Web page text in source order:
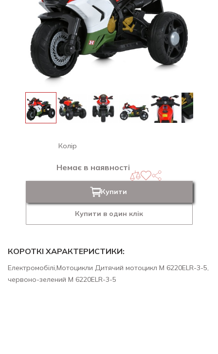
Колір
Немає в наявності
Купити
Купити в один клік
КОРОТКІ ХАРАКТЕРИСТИКИ:
Електромобілі,Мотоцикли Дитячий мотоцикл M 6220ELR-3-5,
червоно-зелений M 6220ELR-3-5